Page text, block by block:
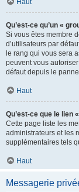
Haut
Qu’est-ce qu’un «
Si vous êtes membre
d’utilisateurs par
le rang qui vous sera
peuvent vous
défaut depuis le
Haut
Qu’est-ce que le lien
Cette page liste les
administrateurs et les
supplémentaires tels
Haut
Messagerie